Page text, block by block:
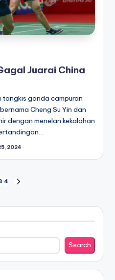
Juarai China
tangkis ganda campuran
Cheng Su Yin dan
dengan menelan kekalahan
2024
4
Search